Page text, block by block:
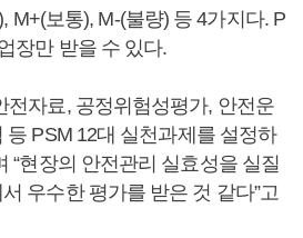
M+(보통), M-(불량) 등 4가지다. P
장만 받을 수 있다.
전자료, 공정위험성평가, 안전운
등 PSM 12대 실천과제를 설정하
“현장의 안전관리 실효성을 실질
우수한 평가를 받은 것 같다”고